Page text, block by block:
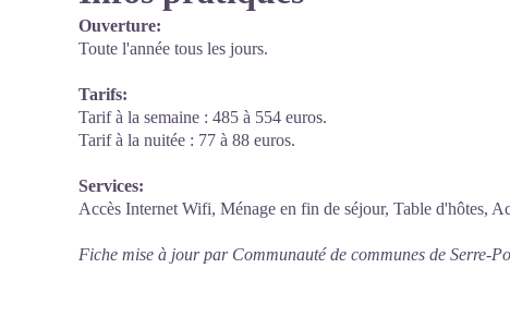
Ouverture:
Toute l'année tous les jours.
Tarifs:
Tarif à la semaine : 485 à 554 euros.
Tarif à la nuitée : 77 à 88 euros.
Services:
Accès Internet Wifi, Ménage en fin de séjour, Table d'hôtes,
Fiche mise à jour par Communauté de communes de Serre-